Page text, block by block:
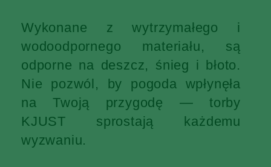
Wykonane z wytrzymałego i
wodoodpornego materiału, są
odporne na deszcz, śnieg i błoto.
Nie pozwól, by pogoda wpłynęła
na Twoją przygodę — torby
KJUST sprostają każdemu
wyzwaniu.